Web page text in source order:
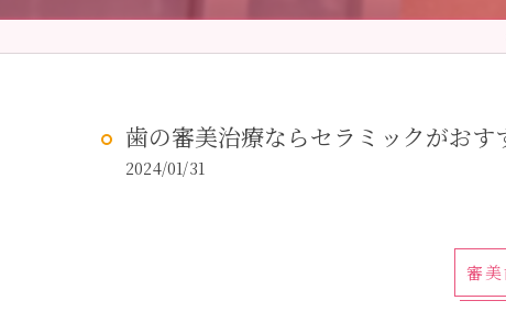
予防歯科
歯の審美治療ならセラミックがお
2024/01/31
審